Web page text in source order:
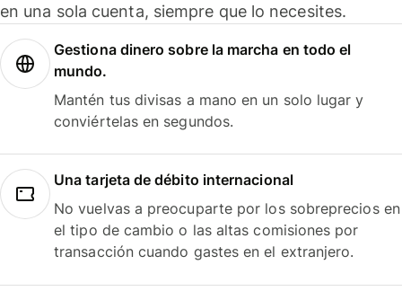
en una sola cuenta, siempre que lo necesites.
Gestiona dinero sobre la marcha en todo el
mundo.
Mantén tus divisas a mano en un solo lugar y
conviértelas en segundos.
Una tarjeta de débito internacional
No vuelvas a preocuparte por los sobreprecios en
el tipo de cambio o las altas comisiones por
transacción cuando gastes en el extranjero.